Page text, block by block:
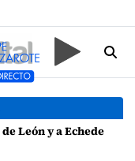
anomalías en contratos festivos